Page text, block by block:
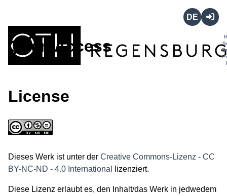
Open Access
License
Dieses Werk ist unter der Creative Commons-Lizenz - CC
BY-NC-ND - 4.0 International
lizenziert.
Diese Lizenz erlaubt es, den Inhalt/das Werk in jedwedem